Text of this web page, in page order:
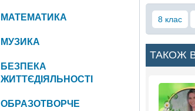
8 клас
ТАКОЖ
МАТЕМАТИКА
МУЗИКА
БЕЗПЕКА
ЖИТТЄДІЯЛЬНОСТІ
ОБРАЗОТВОРЧЕ